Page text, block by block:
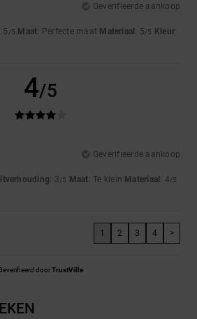
Geverifieerde aankoop
: 5 /5 Maat: Perfecte maat Materiaal : 5/5 Kleur:
4/5
Geverifieerde aankoop
: 3/5 Maat: Te klein Materiaal : 4/5
1 2 3 4 >
doorTrustVille